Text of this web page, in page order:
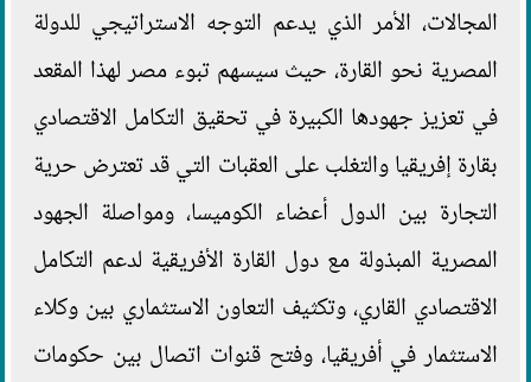
المجالات، الأمر الذي يدعم التوجه الاستراتيجي للدولة
المصرية نحو القارة، حيث سيسهم تبوء مصر لهذا المقعد
في تعزيز جهودها الكبيرة في تحقيق التكامل الاقتصادي
بقارة إفريقيا والتغلب على العقبات التي قد تعترض حرية
التجارة بين الدول أعضاء الكوميسا، ومواصلة الجهود
المصرية المبذولة مع دول القارة الأفريقية لدعم التكامل
الاقتصادي القاري، وتكثيف التعاون الاستثماري بين وكلاء
الاستثمار في أفريقيا، وفتح قنوات اتصال بين حكومات